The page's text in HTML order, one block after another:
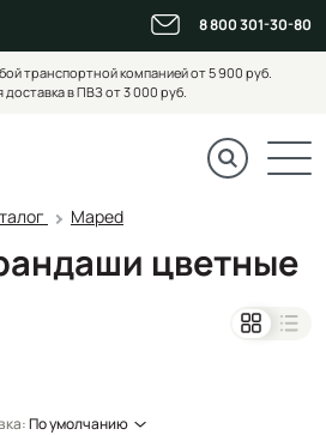
8 800 301-30-80
транспортной компанией от 5 900 руб.
доставка в ПВЗ от 3 000 руб.
Maped
цветные
По умолчанию